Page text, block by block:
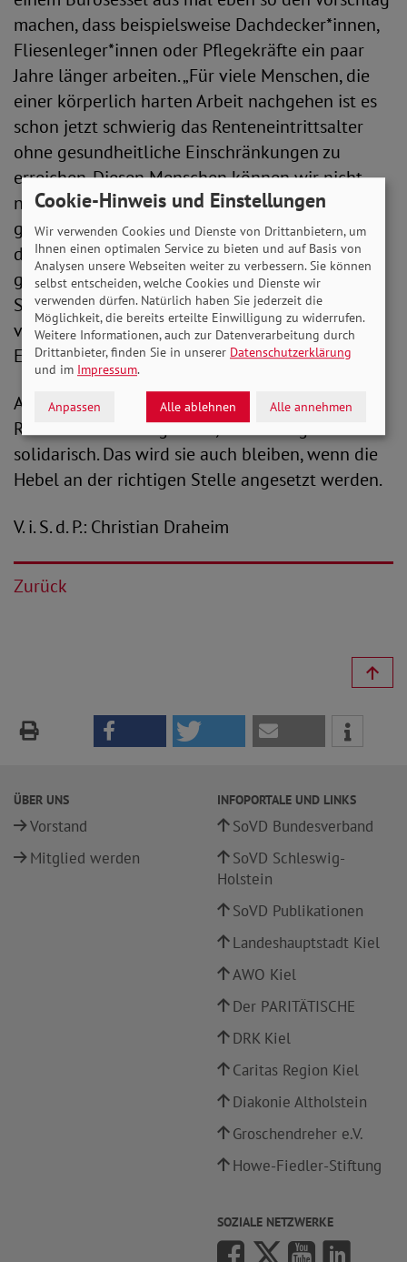
machen, dass beispielsweise Dachdecker*innen,
Fliesenleger*innen oder Pflegekräfte ein paar
Jahre länger arbeiten. „Für viele Menschen, die
einer körperlich harten Arbeit nachgehen ist es
schon jetzt schwierig das Renteneintrittsalter
ohne gesundheitliche Einschränkungen zu
erreichen. Diesen Menschen können wir nicht
noch mehr zumuten. Was wir brauchen ist eine
grundsätzliche Debatte über die Finanzierung
der gesetzlichen Rentenversicherung. Dazu
gehört beispielsweise auch, über die
Sinnhaftigkeit des im Koalitionsvertrag
vereinbarten Kapitalstocks in Höhe von 10 Mrd.
Euro zu reden.“
Aus Sicht des SoVD ist Die gesetzliche
Rentenversicherung stabil, zuverlässig und
solidarisch. Das wird sie auch bleiben, wenn die
Hebel an der richtigen Stelle angesetzt werden.
V. i. S. d. P.: Christian Draheim
Zurück
ÜBER UNS
Vorstand
Mitglied werden
INFOPORTALE UND LINKS
SoVD Bundesverband
SoVD Schleswig-
Holstein
SoVD Publikationen
Landeshauptstadt Kiel
AWO Kiel
Der PARITÄTISCHE
DRK Kiel
Caritas Region Kiel
Diakonie Altholstein
Groschendreher e.V.
Howe-Fiedler-Stiftung
SOZIALE NETZWERKE
Cookie-Hinweis und Einstellungen
Wir verwenden Cookies und Dienste von Drittanbietern, um
Ihnen einen optimalen Service zu bieten und auf Basis von
Analysen unsere Webseiten weiter zu verbessern. Sie können
selbst entscheiden, welche Cookies und Dienste wir
verwenden dürfen. Natürlich haben Sie jederzeit die
Möglichkeit, die bereits erteilte Einwilligung zu widerrufen.
Weitere Informationen, auch zur Datenverarbeitung durch
Drittanbieter, finden Sie in unserer Datenschutzerklärung
und im Impressum.
Anpassen Alle ablehnen Alle annehmen